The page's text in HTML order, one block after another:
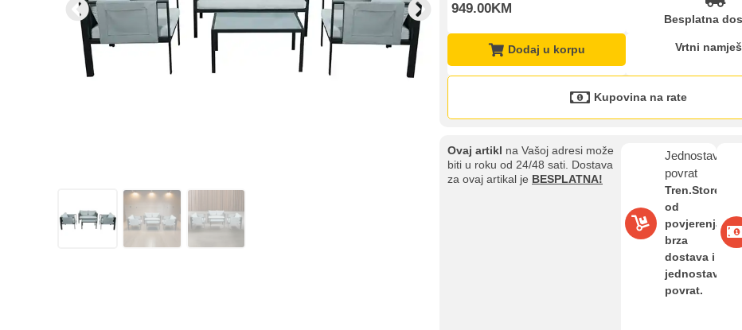
949.00KM
Besplatna
Dodaj u korpu
Vrtni
Kupovina na rate
Ovaj artikl na Vašoj adresi može
biti u roku od 24/48 sati. Dostava
za ovaj artikal je BESPLATNA!
Jednostavan
povrat
Tren.Store
od
povjerenja,
brza
dostava i
jednostavan
povrat.
Kupovina na rate
Sve je lakše kad se podijeli!
Kupovinu na rate možete obaviti ukoliko posjedujete jednu od slikovito prikazanih
UniCredit